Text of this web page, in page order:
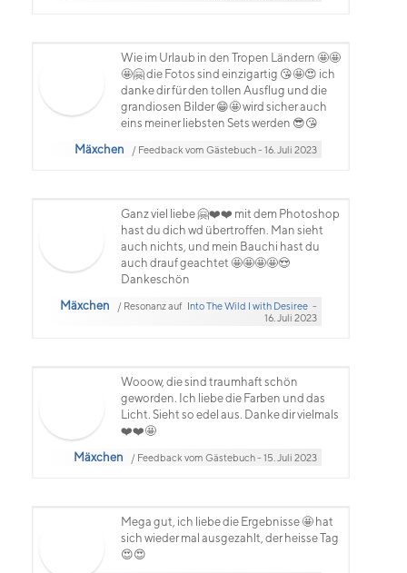
Wie im Urlaub in den Tropen Ländern 🤩🤩
🤩🤗 die Fotos sind einzigartig 😘🤩😍 ich
danke dir für den tollen Ausflug und die
grandiosen Bilder 😁🤩 wird sicher auch
eins meiner liebsten Sets werden 😎😘
Mäxchen
/ Feedback vom Gästebuch - 16. Juli 2023
Ganz viel liebe 🤗❤️❤️ mit dem Photoshop
hast du dich wd übertroffen. Man sieht
auch nichts, und mein Bauchi hast du
auch drauf geachtet 🤩🤩🤩🤩😍
Dankeschön
Mäxchen
/ Resonanz auf Into The Wild I with Desiree -
16. Juli 2023
Wooow, die sind traumhaft schön
geworden. Ich liebe die Farben und das
Licht. Sieht so edel aus. Danke dir vielmals
❤️❤️🤩
Mäxchen
/ Feedback vom Gästebuch - 15. Juli 2023
Mega gut, ich liebe die Ergebnisse 🤩 hat
sich wieder mal ausgezahlt, der heisse Tag
😍😍